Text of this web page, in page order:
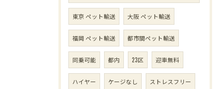
東京 ペット輸送 大阪 ペット輸送
福岡 ペット輸送 都市間ペット輸送
同乗可能 都内 23区 迎車無料
ハイヤー ケージなし ストレスフリー